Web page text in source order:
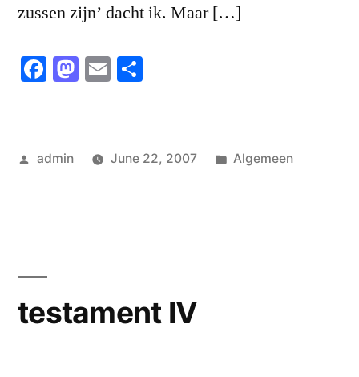
zussen zijn’ dacht ik. Maar […]
Facebook
Mastodon
Email
Posted
admin June 22, 2007
Posted
Algemeen
testament IV